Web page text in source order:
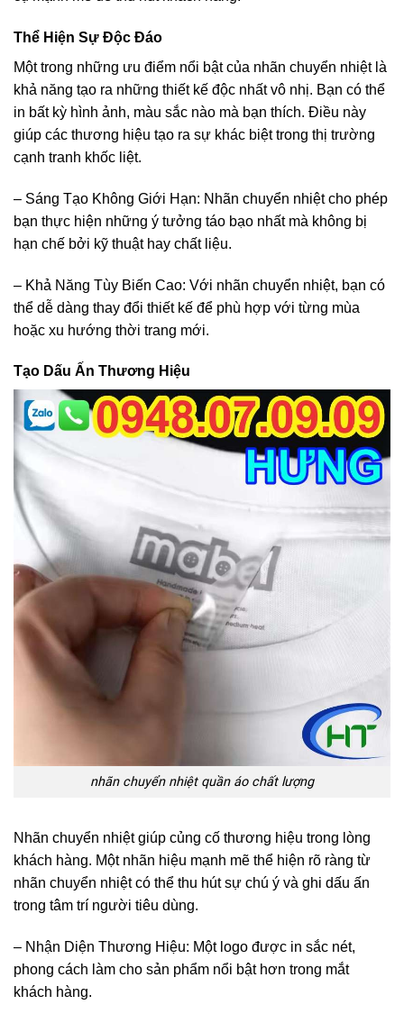
Thể Hiện Sự Độc Đáo
Một trong những ưu điểm nổi bật của nhãn chuyển nhiệt là
khả năng tạo ra những thiết kế độc nhất vô nhị. Bạn có thể
in bất kỳ hình ảnh, màu sắc nào mà bạn thích. Điều này
giúp các thương hiệu tạo ra sự khác biệt trong thị trường
cạnh tranh khốc liệt.
– Sáng Tạo Không Giới Hạn: Nhãn chuyển nhiệt cho phép
bạn thực hiện những ý tưởng táo bạo nhất mà không bị
hạn chế bởi kỹ thuật hay chất liệu.
– Khả Năng Tùy Biến Cao: Với nhãn chuyển nhiệt, bạn có
thể dễ dàng thay đổi thiết kế để phù hợp với từng mùa
hoặc xu hướng thời trang mới.
Tạo Dấu Ấn Thương Hiệu
nhãn chuyển nhiệt quần áo chất lượng
Nhãn chuyển nhiệt giúp củng cố thương hiệu trong lòng
khách hàng. Một nhãn hiệu mạnh mẽ thể hiện rõ ràng từ
nhãn chuyển nhiệt có thể thu hút sự chú ý và ghi dấu ấn
trong tâm trí người tiêu dùng.
– Nhận Diện Thương Hiệu: Một logo được in sắc nét,
phong cách làm cho sản phẩm nổi bật hơn trong mắt
khách hàng.